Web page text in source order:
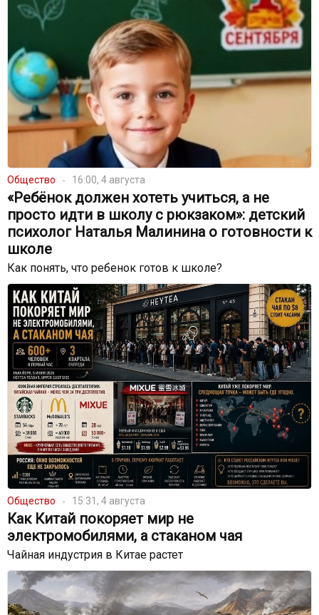
Общество 16:00, 4 августа
«Ребёнок должен хотеть учиться, а не
просто идти в школу с рюкзаком»: детский
психолог Наталья Малинина о готовности к
школе
Как понять, что ребенок готов к школе?
Общество 15:31, 4 августа
Как Китай покоряет мир не
электромобилями, а стаканом чая
Чайная индустрия в Китае растет